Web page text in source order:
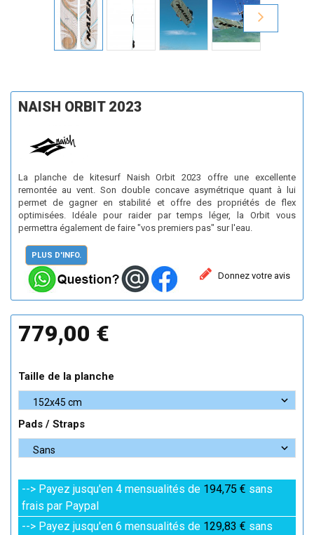
NAISH ORBIT 2023
La planche de kitesurf Naish Orbit 2023 offre une excellente
remontée au vent. Son double concave asymétrique quant à lui
permet de gagner en stabilité et offre des propriétés de flex
optimisées. Idéale pour raider par temps léger, la Orbit vous
permettra également de faire "vos premiers pas" sur l'eau.
PLUS D'INFO.
Donnez votre avis
779,00 €
Taille de la planche
Pads / Straps
--> Payez jusqu'en 4 mensualités de 194,75 € sans
frais par Paypal
--> Payez jusqu'en 6 mensualités de 129,83 € sans